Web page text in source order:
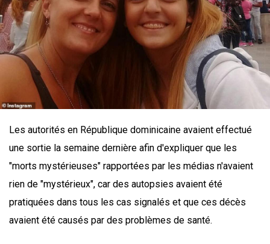
Les autorités en République dominicaine avaient effectué
une sortie la semaine dernière afin d'expliquer que les
"morts mystérieuses" rapportées par les médias n'avaient
rien de "mystérieux", car des autopsies avaient été
pratiquées dans tous les cas signalés et que ces décès
avaient été causés par des problèmes de santé.